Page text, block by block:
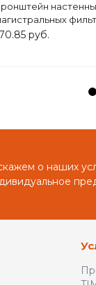
BB/ 20BB,
руб.
о наших